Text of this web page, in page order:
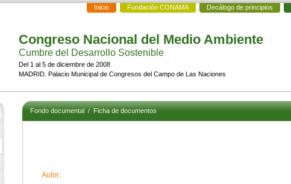
Inicio Fundación CONAMA Decálogo de principios
Congreso Nacional del Medio Ambiente
Cumbre del Desarrollo Sostenible
Del 1 al 5 de diciembre de 2008
MADRID. Palacio Municipal de Congresos del Campo de Las Naciones
Fondo documental/Ficha de documentos
Autor: